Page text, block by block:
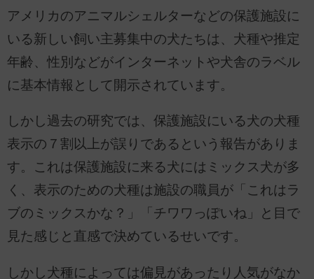
アメリカのアニマルシェルターなどの保護施設に
いる新しい飼い主募集中の犬たちは、犬種や推定
年齢、性別などがインターネットや犬舎のラベル
に基本情報として開示されています。
しかし過去の研究では、保護施設にいる犬の犬種
表示の７割以上が誤りであるという報告がありま
す。これは保護施設に来る犬にはミックス犬が多
く、表示のための犬種は施設の職員が「これはラ
ブのミックスかな？」「チワワっぽいね」と目で
見た感じと直感で決めているせいです。
しかし犬種によっては偏見があったり人気がなか